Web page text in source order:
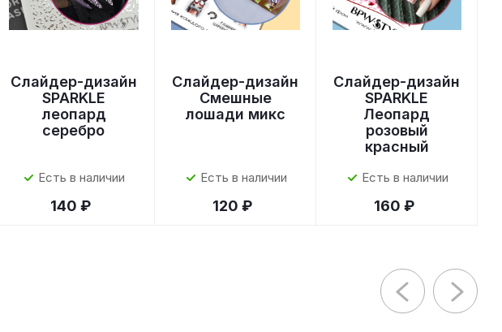
Слайдер-дизайн
SPARKLE
леопард
серебро
Есть в наличии
140 ₽
Слайдер-дизайн
Смешные
лошади микс
Есть в наличии
120 ₽
Слайдер-дизайн
SPARKLE
Леопард
розовый
красный
Есть в наличии
160 ₽